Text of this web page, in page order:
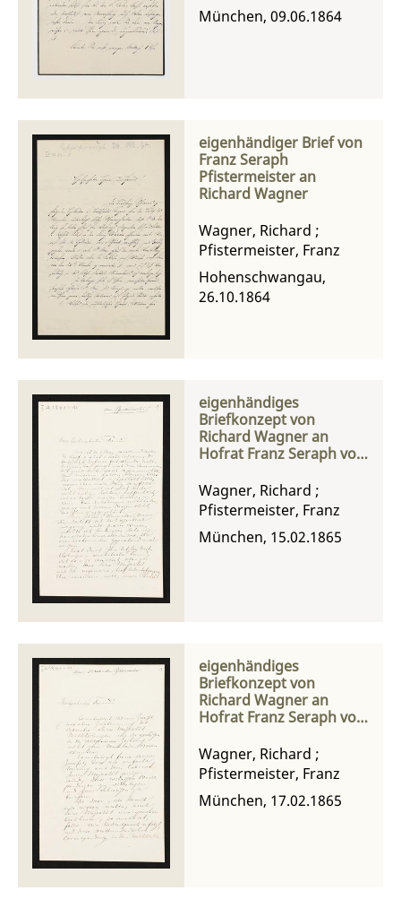
München, 09.06.1864
eigenhändiger Brief von
Franz Seraph
Pfistermeister an
Richard Wagner
Wagner, Richard ;
Pfistermeister, Franz
Hohenschwangau,
26.10.1864
eigenhändiges
Briefkonzept von
Richard Wagner an
Hofrat Franz Seraph von
Wagner, Richard ;
Pfistermeister, Franz
München, 15.02.1865
eigenhändiges
Briefkonzept von
Richard Wagner an
Hofrat Franz Seraph von
Wagner, Richard ;
Pfistermeister, Franz
München, 17.02.1865